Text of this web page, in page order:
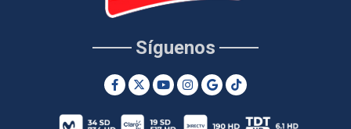
Síguenos